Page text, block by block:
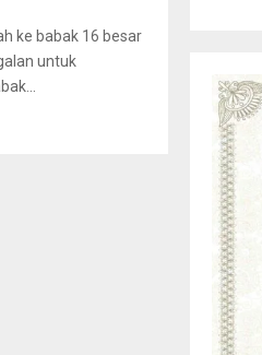
ke babak 16 besar
untuk